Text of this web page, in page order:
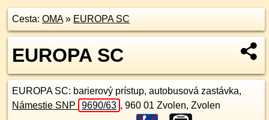
Cesta: OMA» EUROPA SC
EUROPA SC
EUROPA SC: barierový prístup, autobusová zastávka,
Námestie SNP
9690/63 , 960 01 Zvolen, Zvolen